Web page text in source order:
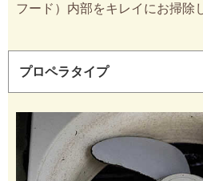
フード）内部をキレイにお掃除
プロペラタイプ